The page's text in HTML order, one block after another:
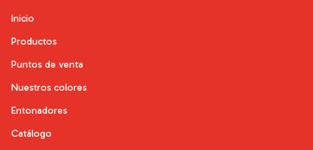
Inicio
Productos
Puntos de venta
Nuestros colores
Entonadores
Catálogo